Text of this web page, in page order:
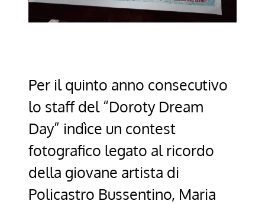
Per il quinto anno consecutivo
lo staff del “Doroty Dream
Day” indìce un contest
fotografico legato al ricordo
della giovane artista di
Policastro Bussentino, Maria